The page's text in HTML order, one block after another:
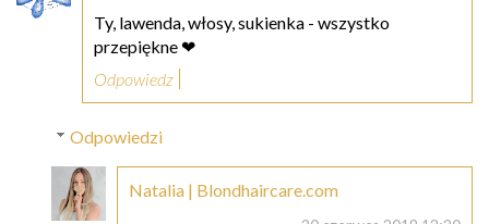
Ty, lawenda, włosy, sukienka - wszystko
przepiękne ❤
Odpowiedz
Odpowiedzi
Natalia | Blondhaircare.com